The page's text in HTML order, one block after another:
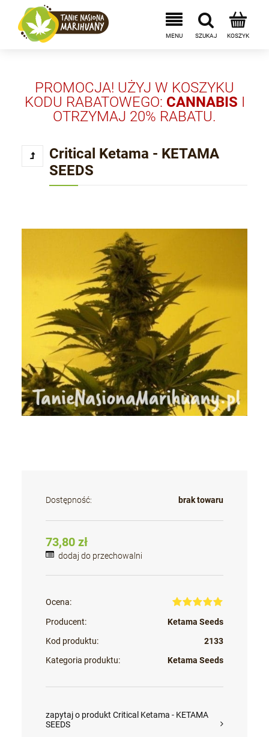
PROMOCJA! UŻYJ W KOSZYKU
KODU RABATOWEGO: CANNABIS I
OTRZYMAJ 20% RABATU.
Critical Ketama - KETAMA
SEEDS
Dostępność: brak towaru
73,80 zł
dodaj do przechowalni
Ocena:
Producent:
Ketama Seeds
Kod produktu:
2133
Kategoria produktu:
Ketama Seeds
zapytaj o produkt Critical Ketama - KETAMA
SEEDS